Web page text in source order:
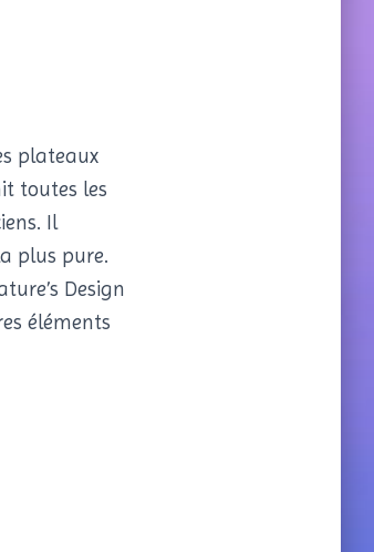
plateaux
toutes les
Il
plus pure.
Design
éléments